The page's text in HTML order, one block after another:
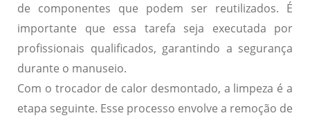
de componentes que podem ser reutilizados. É
importante que essa tarefa seja executada por
profissionais qualificados, garantindo a segurança
durante o manuseio.
Com o trocador de calor desmontado, a limpeza é a
etapa seguinte. Esse processo envolve a remoção de